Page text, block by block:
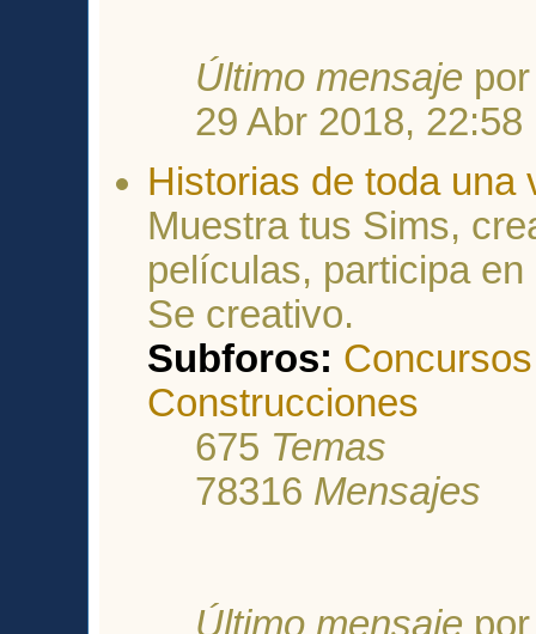
Último mensaje
29 Abr 2018, 22:58
Historias de toda una
Muestra tus Sims,
películas, participa
Se creativo.
Subforos: Concursos
Construcciones
675 Temas
78316 Mensajes
Último mensaje